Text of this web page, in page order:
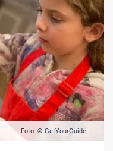
Foto: © GetYourGuide